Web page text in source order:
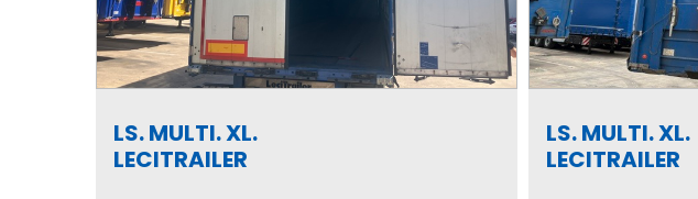
LS. MULTI. XL.
LECITRAILER
LS. MULTI. XL.
LECITRAILER